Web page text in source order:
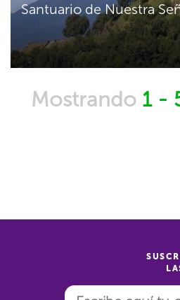
Santuario de Nuestra
Mostrando 1 -